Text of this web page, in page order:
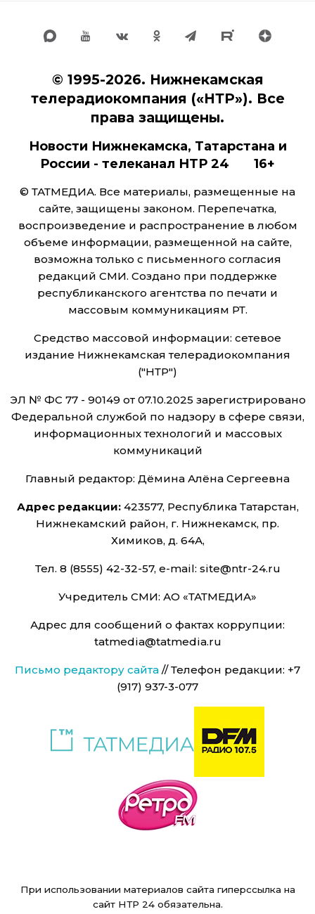
© 1995-2026. Нижнекамская
телерадиокомпания («НТР»). Все
права защищены.
Новости Нижнекамска, Татарстана и
России - телеканал НТР 24 16+
© ТАТМЕДИА. Все материалы, размещенные на
сайте, защищены законом. Перепечатка,
воспроизведение и распространение в любом
объеме информации, размещенной на сайте,
возможна только с письменного согласия
редакций СМИ. Создано при поддержке
республиканского агентства по печати и
массовым коммуникациям РТ.
Средство массовой информации: сетевое
издание Нижнекамская телерадиокомпания
("НТР")
ЭЛ № ФС 77 - 90149 от 07.10.2025 зарегистрировано
Федеральной службой по надзору в сфере связи,
информационных технологий и массовых
коммуникаций
Главный редактор: Дёмина Алёна Сергеевна
Адрес редакции:423577, Республика Татарстан,
Нижнекамский район, г. Нижнекамск, пр.
Химиков, д. 64А,
Тел. 8 (8555) 42-32-57, e-mail: site@ntr-24.ru
Учредитель СМИ: АО «ТАТМЕДИА»
Адрес для сообщений о фактах коррупции:
tatmedia@tatmedia.ru
Письмо редактору сайта // Телефон редакции: +7
(917) 937-3-077
При использовании материалов сайта гиперссылка на
сайт НТР 24 обязательна.